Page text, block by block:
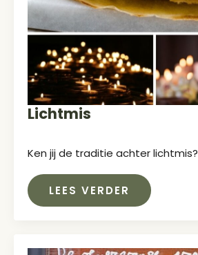
Lichtmis
Ken jij de traditie achter lichtmis?
LEES VERDER